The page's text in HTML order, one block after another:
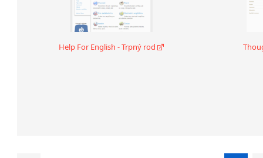
Help For English - Trpný rod